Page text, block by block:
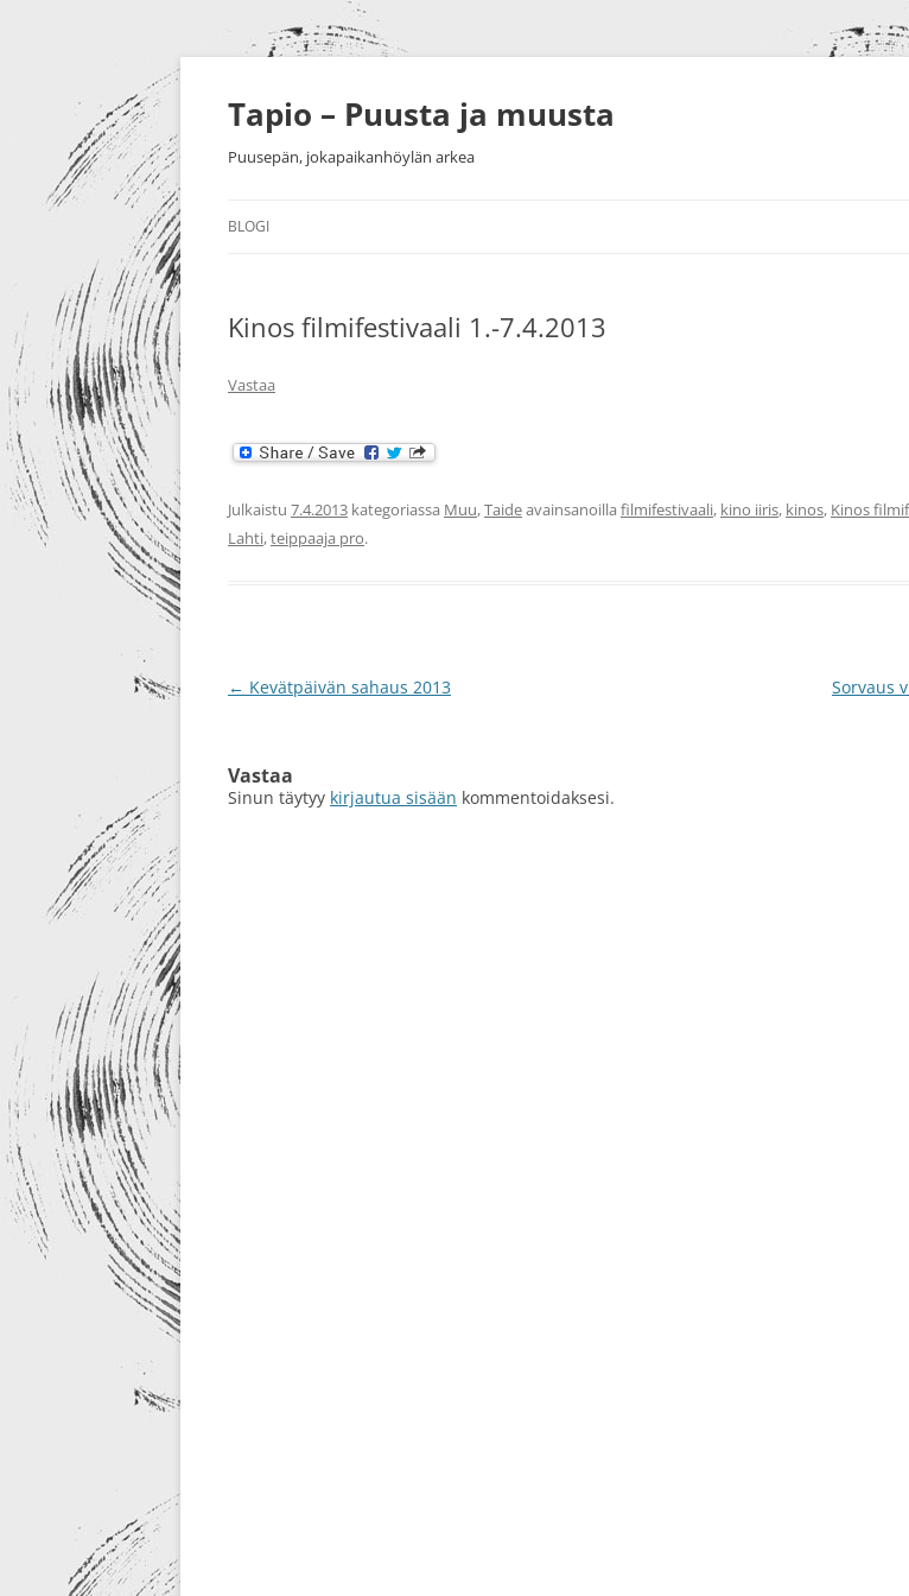
Siirry
Tapio – Puusta ja muusta
Puusepän, jokapaikanhöylän arkea
BLOGI
PUUTYÖT SORVAUS
MESSUT YM.
Kinos filmifestivaali 1.-7.4.2013
Vastaa
Julkaistu 7.4.2013 kategoriassa Muu,Taideavainsanoilla filmifestivaali, kino iiris, kinos, Kinos
Lahti,teippaaja pro.
Artikkelien
← Kevätpäivän sahaus 2013 Sorvaus
Vastaa
Sinun täytyy kirjautua sisään kommentoidaksesi.